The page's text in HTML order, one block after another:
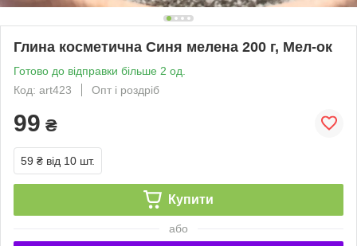
Глина косметична Синя мелена 200 г, Мел-ок
Готово до відправки більше 2 од.
Код: art423
Опт і роздріб
99 ₴
59 ₴ від 10 шт.
Купити
або